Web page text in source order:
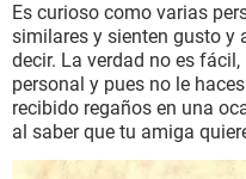
Es curioso como varias
similares y sienten gusto y
decir. La verdad no es
personal y pues no le
recibido regaños en una
al saber que tu amiga